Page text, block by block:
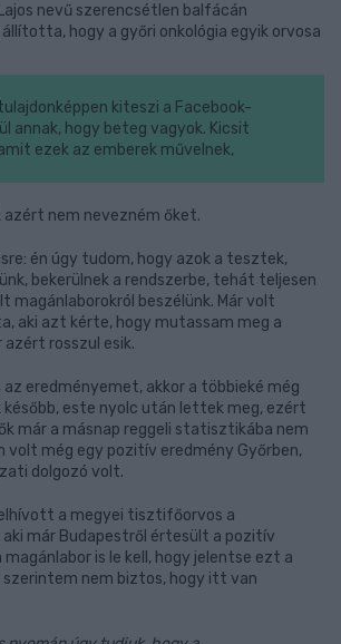
nevű szerencsétlen balfácán
hogy a győri onkológia egyik orvosa
kiteszi a Facebook-
annak, hogy beteg vagyok. Kicsit
ezek az emberek művelnek,
nem nevezném őket.
én úgy tudom, hogy azok a tesztek,
bekerülnek a rendszerbe, tehát teljesen
magánlaborokról beszélünk. Már volt
aki azt kérte, hogy mutassam meg a
azért rosszul esik.
eredményemet, akkor a többieké még
később, este nyolc után lettek meg, ezért
már a másnap reggeli statisztikába nem
volt még egy pozitív eredmény Győrben,
dolgozó volt.
a megyei tisztifőorvos a
már Budapestről értesült a pozitív
is le kell, hogy jelentse ezt a
szerintem nem biztos, hogy itt van